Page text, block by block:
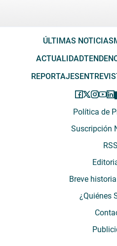
ÚLTIMAS NOTICIAS
ACTUALIDAD
REPORTAJES
Política de
Suscripción
RSS
Breve
¿Quiénes